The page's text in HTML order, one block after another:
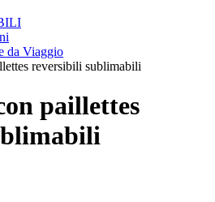
da Viaggio
reversibili sublimabili
paillettes